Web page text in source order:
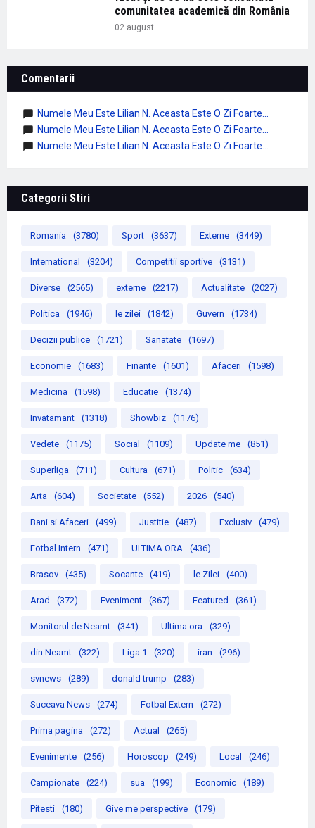
comunitatea academică din România
02 august
Comentarii
Numele Meu Este Lilian N. Aceasta Este O Zi Foarte...
Numele Meu Este Lilian N. Aceasta Este O Zi Foarte...
Numele Meu Este Lilian N. Aceasta Este O Zi Foarte...
Categorii Stiri
Romania (3780) Sport (3637) Externe (3449)
International (3204) Competitii sportive (3131)
Diverse (2565) externe (2217) Actualitate (2027)
Politica (1946) le zilei (1842) Guvern (1734)
Decizii publice (1721) Sanatate (1697)
Economie (1683) Finante (1601) Afaceri (1598)
Medicina (1598) Educatie (1374)
Invatamant (1318) Showbiz (1176)
Vedete (1175) Social (1109) Update me (851)
Superliga (711) Cultura (671) Politic (634)
Arta (604) Societate (552) 2026 (540)
Bani si Afaceri (499) Justitie (487) Exclusiv (479)
Fotbal Intern (471) ULTIMA ORA (436)
Brasov (435) Socante (419) le Zilei (400)
Arad (372) Eveniment (367) Featured (361)
Monitorul de Neamt (341) Ultima ora (329)
din Neamt (322) Liga 1 (320) iran (296)
svnews (289) donald trump (283)
Suceava News (274) Fotbal Extern (272)
Prima pagina (272) Actual (265)
Evenimente (256) Horoscop (249) Local (246)
Campionate (224) sua (199) Economic (189)
Pitesti (180) Give me perspective (179)